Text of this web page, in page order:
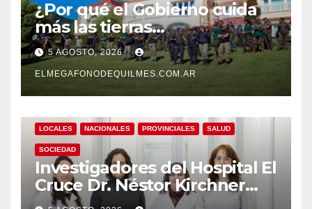
¿Por qué el Gobierno cuida
más las tierras
extranjerizadas que el
patrimonio de todos los
argentinos?
5 AGOSTO, 2026
ELMEGAFONODEQUILMES.COM.AR
LOCALES NACIONALES PROVINCIALES SALUD
SOCIEDAD
Investigadores del Hospital El
Cruce Dr. Néstor Kirchner
desarrollan un estudio